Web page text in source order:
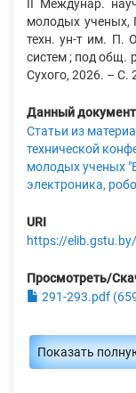
II Междунар.
молодых ученых,
техн. ун-т им. П.
систем ; под общ.
Сухого, 2026. – С.
Данный документ
Статьи из
технической
молодых ученых
электроника,
URI
https://
Просмотреть/
291-293.pdf
Показать